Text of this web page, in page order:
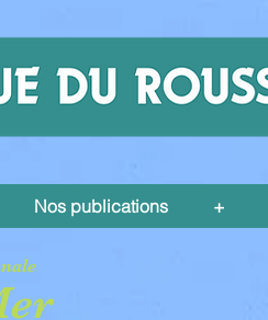
Nos publications +